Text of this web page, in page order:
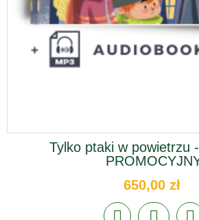
Tylko ptaki w powietrzu
650,00 zł